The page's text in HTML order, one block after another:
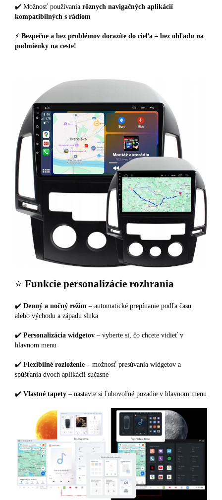
✔️ Možnosť používania rôznych navigačných aplikácií
kompatibilných s rádiom
⚡ Bezpečne a bez problémov dorazíte do cieľa – bez ohľadu na
podmienky na ceste!
⭐️ Funkcie personalizácie rozhrania
✔️ Denný a nočný režim – automatické prepínanie podľa času
alebo východu a západu slnka
✔️ Personalizácia widgetov – vyberte si, čo chcete vidieť v
hlavnom menu
✔️ Flexibilné rozloženie – možnosť presúvania widgetov a
spúšťania dvoch aplikácií súčasne
✔️ Vlastné tapety – nastavte si ľubovoľné pozadie v hlavnom menu